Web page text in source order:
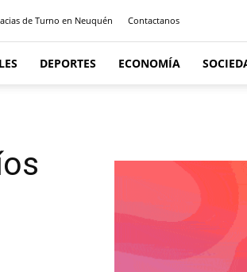
de Turno en Neuquén Contactanos
DEPORTES ECONOMÍA